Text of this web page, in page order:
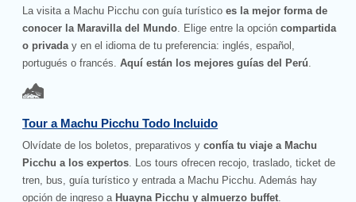
La visita a Machu Picchu con guía turístico es la mejor forma de
conocer la Maravilla del Mundo . Elige entre la opcióncompartida
o privada y en el idioma de tu preferencia: inglés, español,
portugués o francés.Aquí están los mejores guías del Perú
Tour a Machu Picchu Todo Incluido
Olvídate de los boletos, preparativos yconfía tu viaje a Machu
Picchu a los expertos. Los tours ofrecen recojo, traslado, ticket de
tren, bus, guía turístico y entrada a Machu Picchu. Además hay
opción de ingreso a Huayna Picchu y almuerzo buffet.